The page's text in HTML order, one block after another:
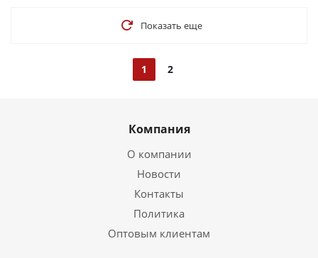
Показать еще
1 2
Компания
О компании
Новости
Контакты
Политика
Оптовым клиентам